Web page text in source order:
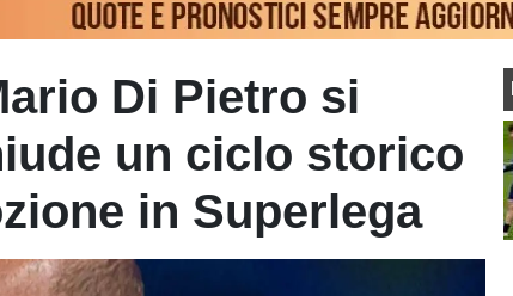
Di Pietro si
un ciclo storico
in Superlega